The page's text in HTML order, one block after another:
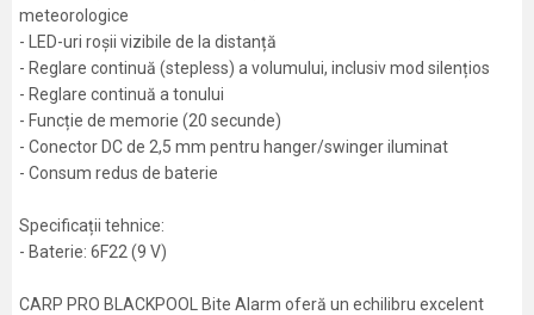
meteorologice
- LED-uri roșii vizibile de la distanță
- Reglare continuă (stepless) a volumului, inclusiv mod silențios
- Reglare continuă a tonului
- Funcție de memorie (20 secunde)
- Conector DC de 2,5 mm pentru hanger/swinger iluminat
- Consum redus de baterie
Specificații tehnice:
- Baterie: 6F22 (9 V)
CARP PRO BLACKPOOL Bite Alarm oferă un echilibru excelent